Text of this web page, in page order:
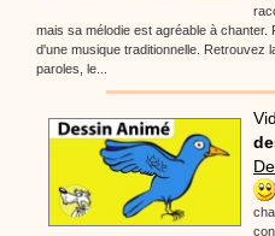
mais sa mélodie est agréable à
d'une musique traditionnelle. Retrouvez
paroles, le...